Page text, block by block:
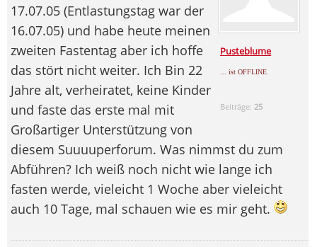
Pusteblume
... ist OFFLINE
Beiträge: 25
17.07.05 (Entlastungstag war der
16.07.05) und habe heute meinen
zweiten Fastentag aber ich hoffe
das stört nicht weiter. Ich Bin 22
Jahre alt, verheiratet, keine Kinder
und faste das erste mal mit
Großartiger Unterstützung von
diesem Suuuuperforum. Was nimmst du zum
Abführen? Ich weiß noch nicht wie lange ich
fasten werde, vieleicht 1 Woche aber vieleicht
auch 10 Tage, mal schauen wie es mir geht.